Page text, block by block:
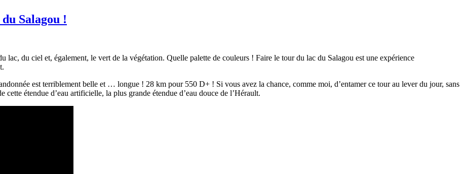
Salagou !
du ciel et, également, le vert de la végétation. Quelle palette de couleurs ! Faire le tour du lac du Salagou est une expérience
est terriblement belle et … longue ! 28 km pour 550 D+ ! Si vous avez la chance, comme moi, d’entamer ce tour au lever du jour, sans
étendue d’eau artificielle, la plus grande étendue d’eau douce de l’Hérault.